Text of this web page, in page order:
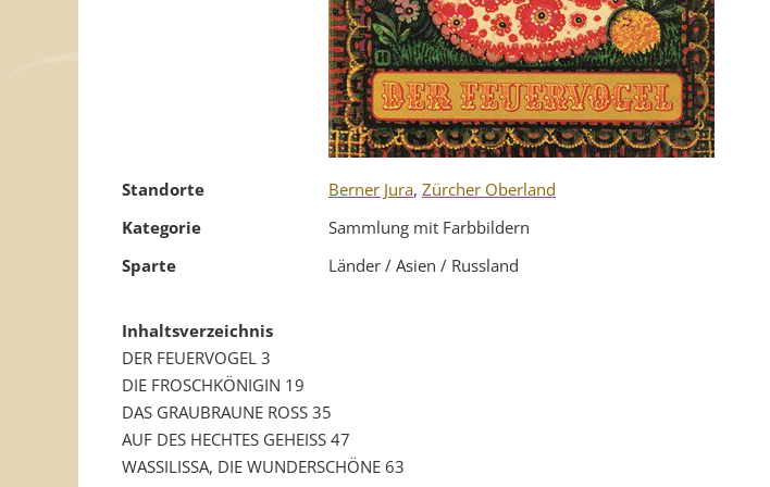
Standorte Berner Jura, Zürcher Oberland
Kategorie
Sammlung mit Farbbildern
Sparte
Länder / Asien / Russland
Inhaltsverzeichnis
DER FEUERVOGEL 3
DIE FROSCHKÖNIGIN 19
DAS GRAUBRAUNE ROSS 35
AUF DES HECHTES GEHEISS 47
WASSILISSA, DIE WUNDERSCHÖNE 63